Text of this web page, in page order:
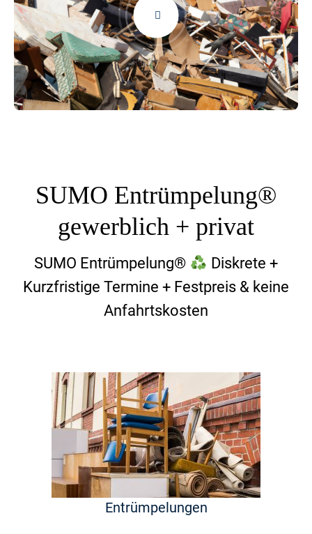
SUMO Entrümpelung®
gewerblich + privat
SUMO Entrümpelung®
Diskrete +
Kurzfristige Termine + Festpreis & keine
Anfahrtskosten
Entrümpelungen